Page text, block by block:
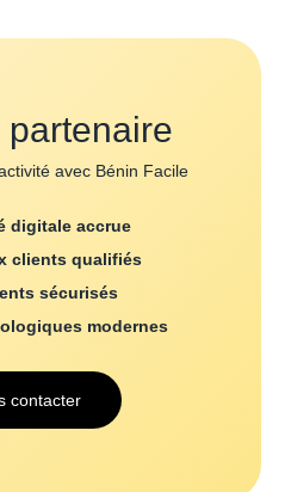
partenaire
avec Bénin Facile
digitale accrue
clients qualifiés
sécurisés
modernes
contacter